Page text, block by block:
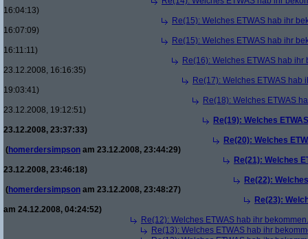
16:04:13)
Re(15): Welches ETWAS hab ihr
16:07:09)
Re(15): Welches ETWAS hab ihr
16:11:11)
Re(16): Welches ETWAS hab ihr
23.12.2008, 16:16:35)
Re(17): Welches ETWAS hab
19:03:41)
Re(18): Welches ETWAS
23.12.2008, 19:12:51)
Re(19): Welches
23.12.2008, 23:37:33)
Re(20): Welches
(homerdersimpson am 23.12.2008, 23:44:29)
Re(21): Welches
23.12.2008, 23:46:18)
Re(22):
(homerdersimpson am 23.12.2008, 23:48:27)
Re(23):
am 24.12.2008, 04:24:52)
Re(12): Welches ETWAS hab ihr
Re(13): Welches ETWAS hab ihr